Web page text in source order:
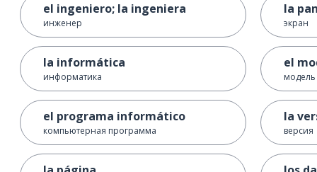
el ingeniero; la ingeniera
инженер
la informática
информатика
el programa informático
компьютерная программа
la
экран
el
модель
la
версия